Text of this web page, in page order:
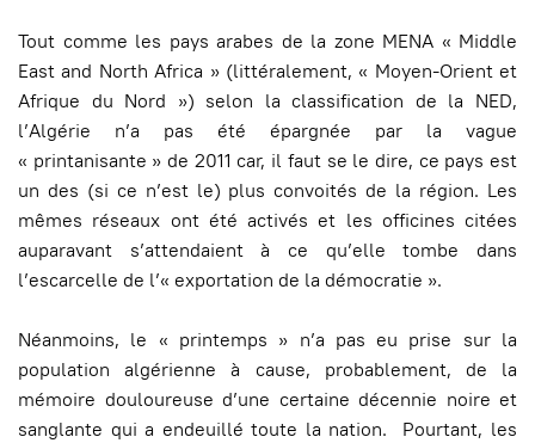
Tout comme les pays arabes de la zone MENA « Middle
East and North Africa » (littéralement, « Moyen-Orient et
Afrique du Nord ») selon la classification de la NED,
l’Algérie n’a pas été épargnée par la vague
« printanisante » de 2011 car, il faut se le dire, ce pays est
un des (si ce n’est le) plus convoités de la région. Les
mêmes réseaux ont été activés et les officines citées
auparavant s’attendaient à ce qu’elle tombe dans
l’escarcelle de l’« exportation de la démocratie ».
Néanmoins, le « printemps » n’a pas eu prise sur la
population algérienne à cause, probablement, de la
mémoire douloureuse d’une certaine décennie noire et
sanglante qui a endeuillé toute la nation. Pourtant, les